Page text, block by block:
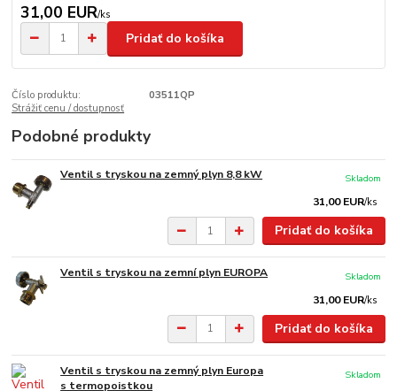
31,00 EUR/ks
Pridať do košíka
Číslo produktu:
03511QP
Strážiť cenu / dostupnosť
Podobné produkty
Ventil s tryskou na zemný plyn 8,8 kW
31,00 EUR/ks
Skladom
Pridať do košíka
Ventil s tryskou na zemní plyn EUROPA
31,00 EUR/ks
Skladom
Pridať do košíka
Ventil s tryskou na zemný plyn Europa
s termopoistkou
Skladom